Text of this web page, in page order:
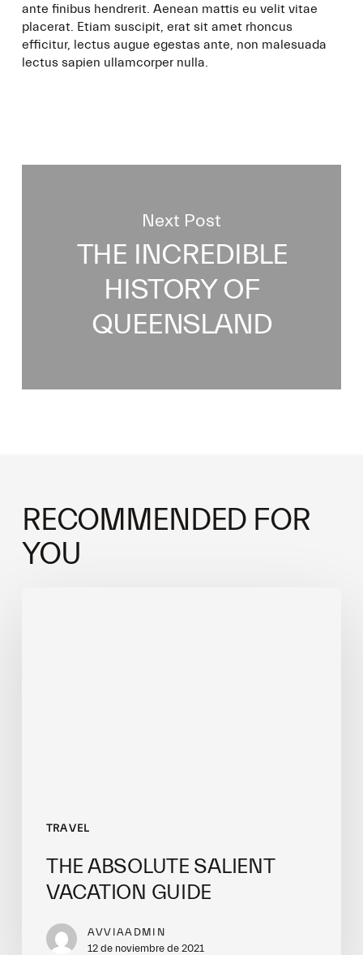
ante finibus hendrerit. Aenean mattis eu velit vitae
placerat. Etiam suscipit, erat sit amet rhoncus
efficitur, lectus augue egestas ante, non malesuada
lectus sapien ullamcorper nulla.
Next Post
THE INCREDIBLE
HISTORY OF
QUEENSLAND
RECOMMENDED FOR
YOU
TRAVEL
THE ABSOLUTE SALIENT
VACATION GUIDE
AVVIAADMIN
12 de noviembre de 2021